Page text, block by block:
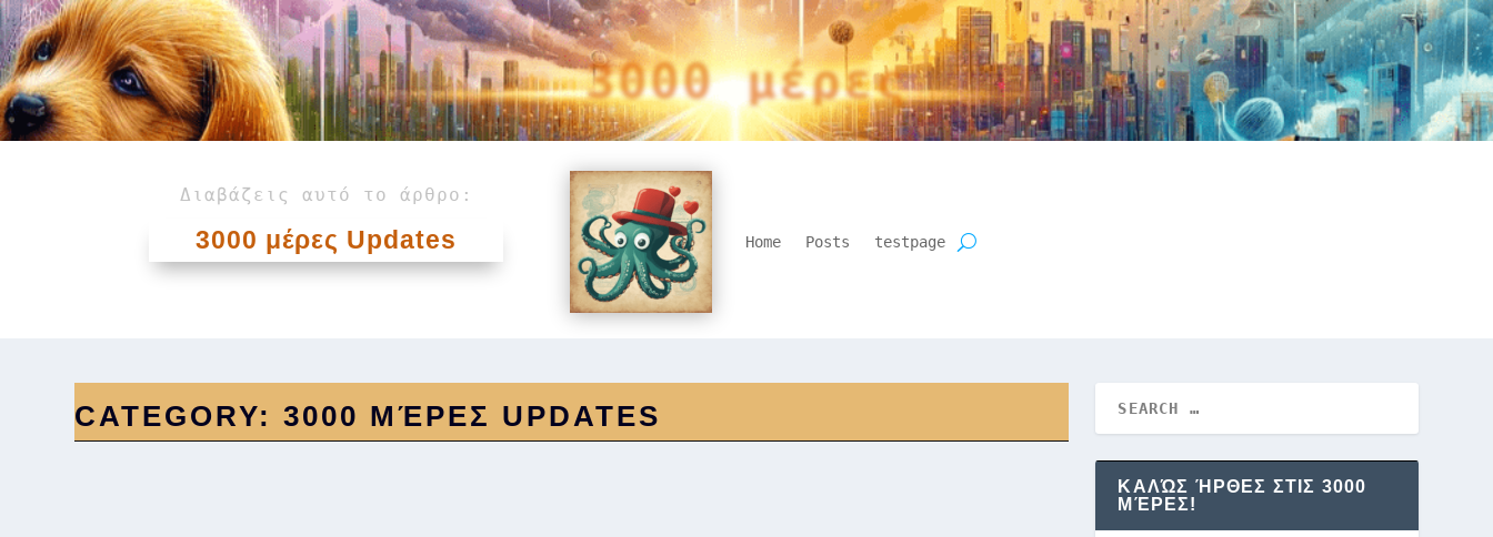
3000 μέρες
Διαβάζεις αυτό το άρθρο:
3000 μέρες Updates Home Posts testpage
CATEGORY:3000 ΜΈΡΕΣ UPDATES
ΚΑΛΏΣ ΉΡΘΕΣ ΣΤΙΣ 3000
ΜΈΡΕΣ!